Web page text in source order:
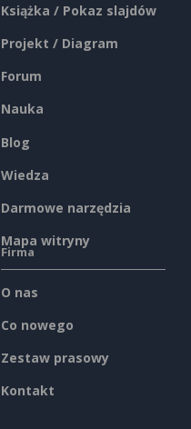
Książka / Pokaz slajdów
Projekt / Diagram
Forum
Nauka
Blog
Wiedza
Darmowe narzędzia
Mapa witryny
Firma
O nas
Co nowego
Zestaw prasowy
Kontakt